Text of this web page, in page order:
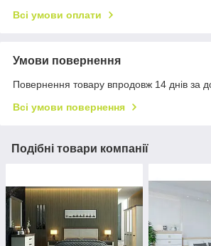
Всі умови оплати
Умови повернення
Повернення товару впродовж 14 днів за
Всі умови повернення
Подібні товари компанії